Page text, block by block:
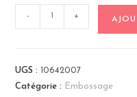
de
à
- +
UGS :10642007
Catégorie :
Embossage